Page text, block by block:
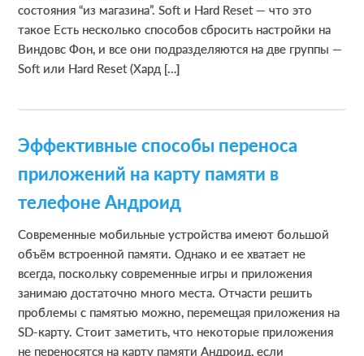
состояния “из магазина”. Soft и Hard Reset — что это
такое Есть несколько способов сбросить настройки на
Виндовс Фон, и все они подразделяются на две группы —
Soft или Hard Reset (Хард […]
Эффективные способы переноса
приложений на карту памяти в
телефоне Андроид
Современные мобильные устройства имеют большой
объём встроенной памяти. Однако и ее хватает не
всегда, поскольку современные игры и приложения
занимаю достаточно много места. Отчасти решить
проблемы с памятью можно, перемещая приложения на
SD-карту. Стоит заметить, что некоторые приложения
не переносятся на карту памяти Андроид, если